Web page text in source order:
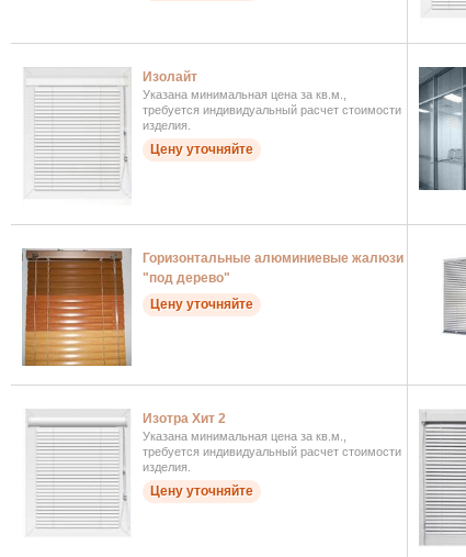
Изолайт
Указана минимальная цена за кв.м.,
требуется индивидуальный расчет стоимости
изделия.
Цену уточняйте
Горизонтальные алюминиевые жалюзи
"под дерево"
Цену уточняйте
Изотра Хит 2
Указана минимальная цена за кв.м.,
требуется индивидуальный расчет стоимости
изделия.
Цену уточняйте